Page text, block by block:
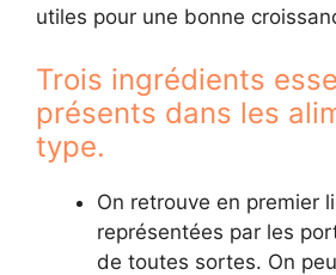
utiles pour une bonne
Trois ingrédients
présents dans les
type.
On retrouve en premier
représentées par les
de toutes sortes. On